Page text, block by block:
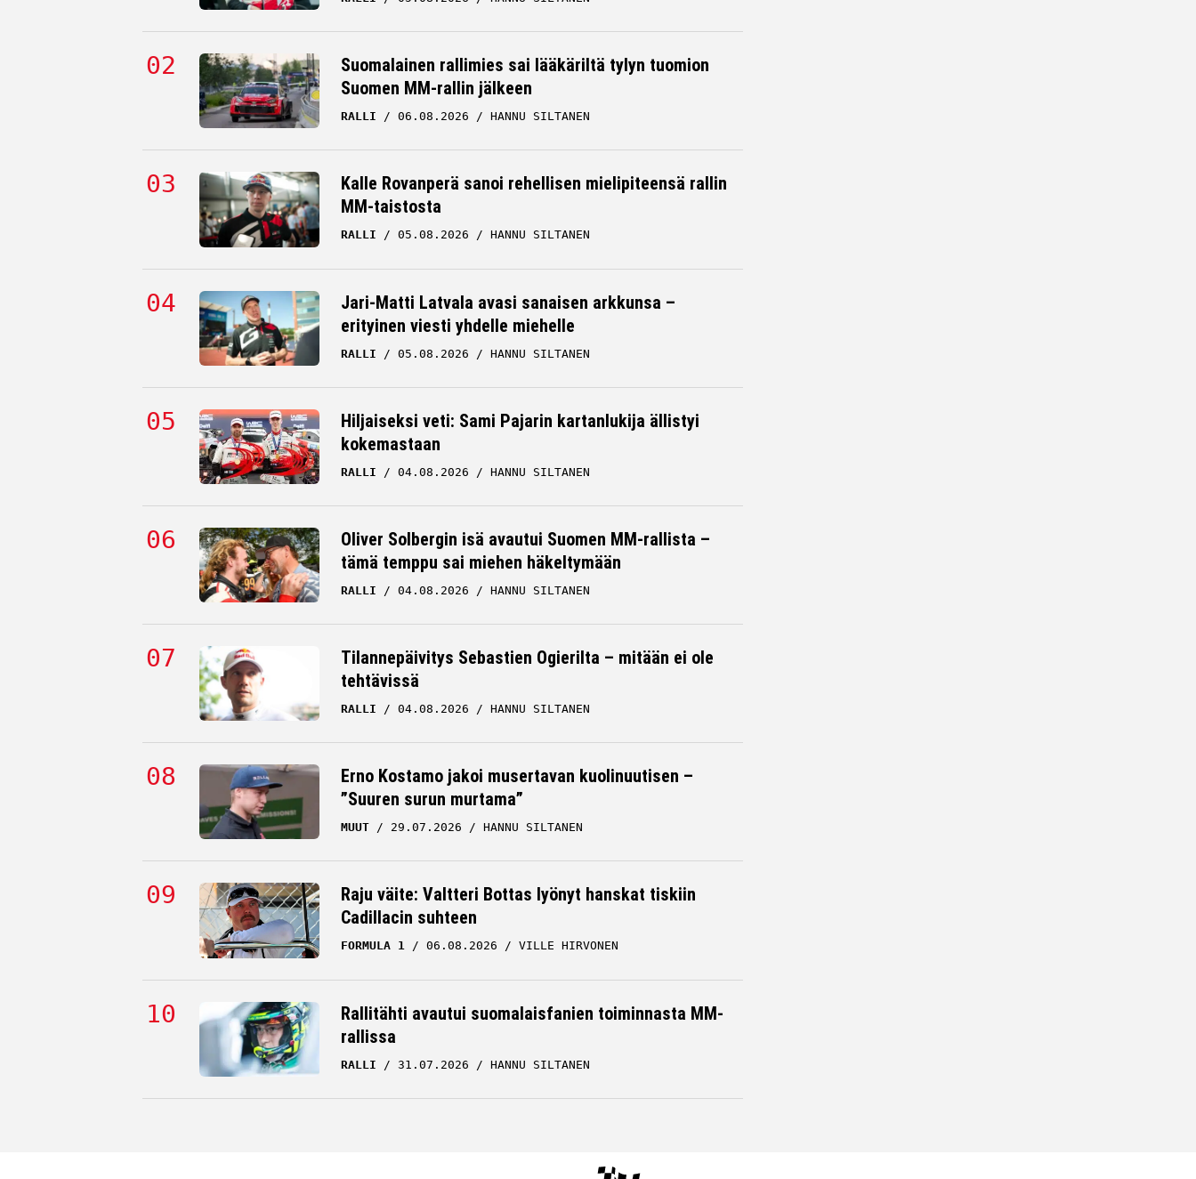
Suomalainen rallimies sai lääkäriltä tylyn tuomion
Suomen MM-rallin jälkeen
RALLI 06.08.2026 HANNU SILTANEN
Kalle Rovanperä sanoi rehellisen mielipiteensä rallin
MM-taistosta
RALLI 05.08.2026 HANNU SILTANEN
Jari-Matti Latvala avasi sanaisen arkkunsa –
erityinen viesti yhdelle miehelle
RALLI 05.08.2026 HANNU SILTANEN
Hiljaiseksi veti: Sami Pajarin kartanlukija ällistyi
kokemastaan
RALLI 04.08.2026 HANNU SILTANEN
Oliver Solbergin isä avautui Suomen MM-rallista –
tämä temppu sai miehen häkeltymään
RALLI 04.08.2026 HANNU SILTANEN
Tilannepäivitys Sebastien Ogierilta – mitään ei ole
tehtävissä
RALLI 04.08.2026 HANNU SILTANEN
Erno Kostamo jakoi musertavan kuolinuutisen –
”Suuren surun murtama”
MUUT 29.07.2026 HANNU SILTANEN
Raju väite: Valtteri Bottas lyönyt hanskat tiskiin
Cadillacin suhteen
FORMULA 1 06.08.2026 VILLE HIRVONEN
Rallitähti avautui suomalaisfanien toiminnasta MM-
rallissa
RALLI 31.07.2026 HANNU SILTANEN